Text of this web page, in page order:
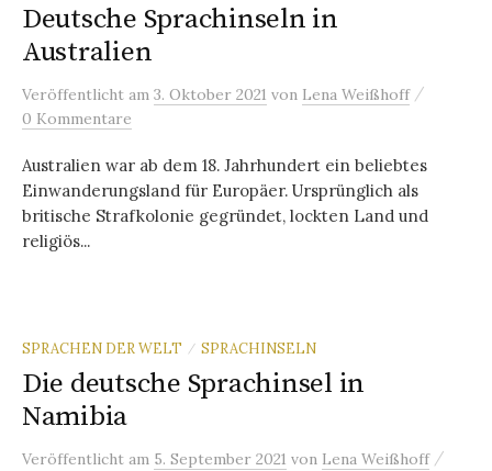
Deutsche Sprachinseln in
Australien
Veröffentlicht am 3. Oktober 2021 von Lena Weißhoff /
0 Kommentare
Australien war ab dem 18. Jahrhundert ein beliebtes
Einwanderungsland für Europäer. Ursprünglich als
britische Strafkolonie gegründet, lockten Land und
religiös...
SPRACHEN DER WELT / SPRACHINSELN
Die deutsche Sprachinsel in
Namibia
Veröffentlicht am 5. September 2021 von Lena Weißhoff /